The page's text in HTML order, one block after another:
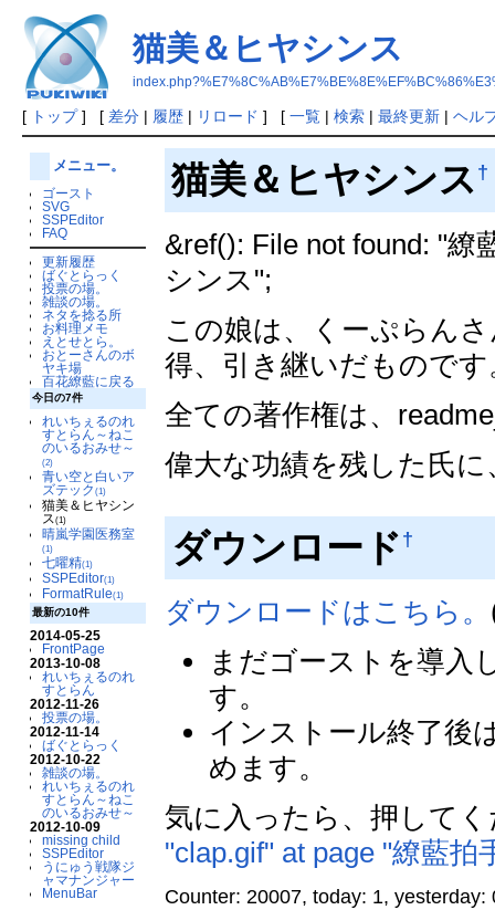
猫美＆ヒヤシンス
[ トップ] [ 差分| 履歴| リロード ] [ 一覧| 検索| 最終更新| ヘル
メニュー。
ゴースト
SVG
SSPEditor
FAQ
更新履歴
ばぐとらっく
投票の場。
雑談の場。
ネタを捻る所
お料理メモ
えとせとら。
おとーさんのボ
ヤキ場
百花繚藍に戻る
今日の7件
れいちぇるのれ
すとらん～ねこ
のいるおみせ～
(2)
青い空と白いア
ズテック(1)
猫美＆ヒヤシン
ス(1)
晴嵐学園医務室
(1)
七曜精(1)
SSPEditor(1)
FormatRule(1)
最新の10件
2014-05-25
FrontPage
2013-10-08
れいちぇるのれ
すとらん
2012-11-26
投票の場。
2012-11-14
ばぐとらっく
2012-10-22
雑談の場。
れいちぇるのれ
すとらん～ねこ
のいるおみせ～
2012-10-09
missing child
SSPEditor
うにゅう戦隊ジ
ャマナンジャー
MenuBar
猫美＆ヒヤシンス†
&ref(): File not found: "繚
シンス";
この娘は、くーぷらん
得、引き継いだものです
全ての著作権は、
偉大な功績を残した氏
ダウンロード†
ダウンロードはこちら。
まだゴーストを導入
す。
インストール終了後
めます。
気に入ったら、押して
"clap.gif" at page "繚藍拍
Counter: 20007, today: 1, yesterday: